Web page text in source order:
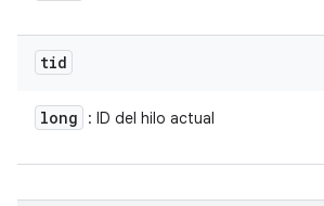
tid
long : ID del hilo actual